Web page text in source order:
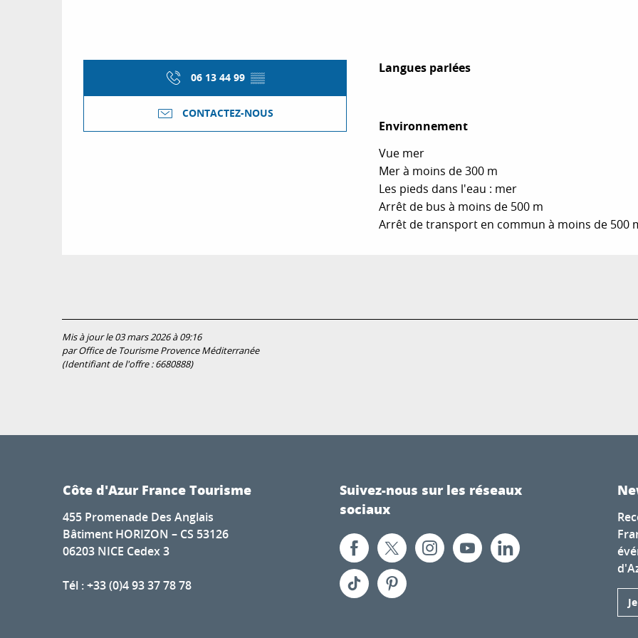
06 13 44 99 ▒▒
CONTACTEZ-NOUS
Langues parlées
Langues parlées
Environnement
Environnement
Vue mer
Mer à moins de 300 m
Les pieds dans l'eau : mer
Arrêt de bus à moins de 500 m
Arrêt de transport en commun à moins de 500
Mis à jour le 03 mars 2026 à 09:16
par Office de Tourisme Provence Méditerranée
(Identifiant de l'offre :6680888)
Côte d'Azur France Tourisme
455 Promenade Des Anglais
Bâtiment HORIZON – CS 53126
06203 NICE Cedex 3
Tél : +33 (0)4 93 37 78 78
Suivez-nous sur les réseaux
sociaux